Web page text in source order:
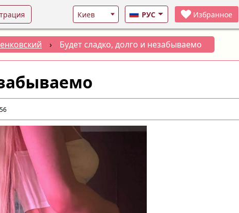
РУС Избранное
› Будет сладко, долго и незабываемо
56